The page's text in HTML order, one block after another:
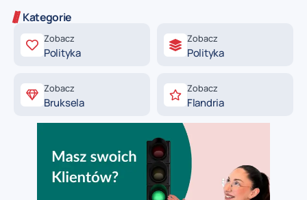
Kategorie
Zobacz
Polityka
Zobacz
Polityka
Zobacz
Bruksela
Zobacz
Flandria